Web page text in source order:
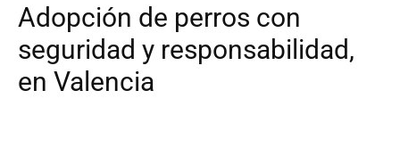
Adopción de perros con
seguridad y responsabilidad,
en Valencia